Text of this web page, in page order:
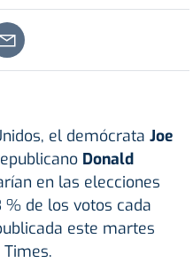
el demócrata Joe
Donald
en las elecciones
de los votos cada
este martes